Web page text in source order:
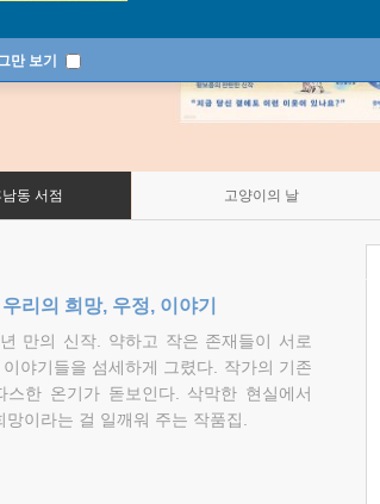
만 보기
동 서점 고양이의 날
리의 희망, 우정, 이야기
만의 신작. 약하고 작은 존재들이 서로
야기들을 섬세하게 그렸다. 작가의 기존
스한 온기가 돋보인다. 삭막한 현실에서
이라는 걸 일깨워 주는 작품집.